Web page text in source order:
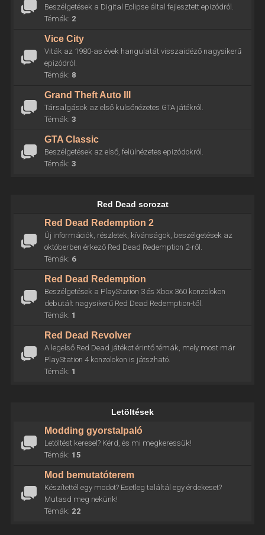
Beszélgetések a Digital Eclipse által fejlesztett epizódról.
Témák: 2
Vice City
Viták az 1980-as évek hangulatát visszaidéző nagysikerű
epizódról.
Témák: 8
Grand Theft Auto III
Társalgások az első külsőnézetes GTA játékról.
Témák: 3
GTA Classic
Beszélgetések az első, felülnézetes epizódokról.
Témák: 3
Red Dead sorozat
Red Dead Redemption 2
Új információk, részletek, kívánságok, beszélgetések az
októberben érkező Red Dead Redemption 2-ről.
Témák: 6
Red Dead Redemption
Beszélgetések a PlayStation 3 és Xbox 360 konzolokon
debütált nagysikerű Red Dead Redemption-től.
Témák: 1
Red Dead Revolver
A legelső Red Dead játékot érintő témák, mely most már
PlayStation 4 konzolokon is játszható.
Témák: 1
Letöltések
Modding gyorstalpaló
Letöltést keresel? Kérd, és mi megkeressük!
Témák: 15
Mod bemutatóterem
Készítettél egy modot? Esetleg találtál egy érdekeset?
Mutasd meg nekünk!
Témák: 22